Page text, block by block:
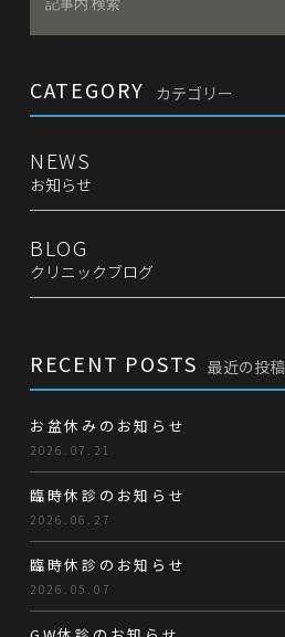
CATEGORY カテゴリー
NEWS
お知らせ
BLOG
クリニックブログ
RECENT POSTS 最近の投稿
お盆休みのお知らせ
2026.07.21
臨時休診のお知らせ
2026.06.27
臨時休診のお知らせ
2026.05.07